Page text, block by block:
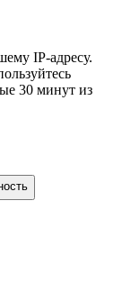
IP-адресу.
30 минут из